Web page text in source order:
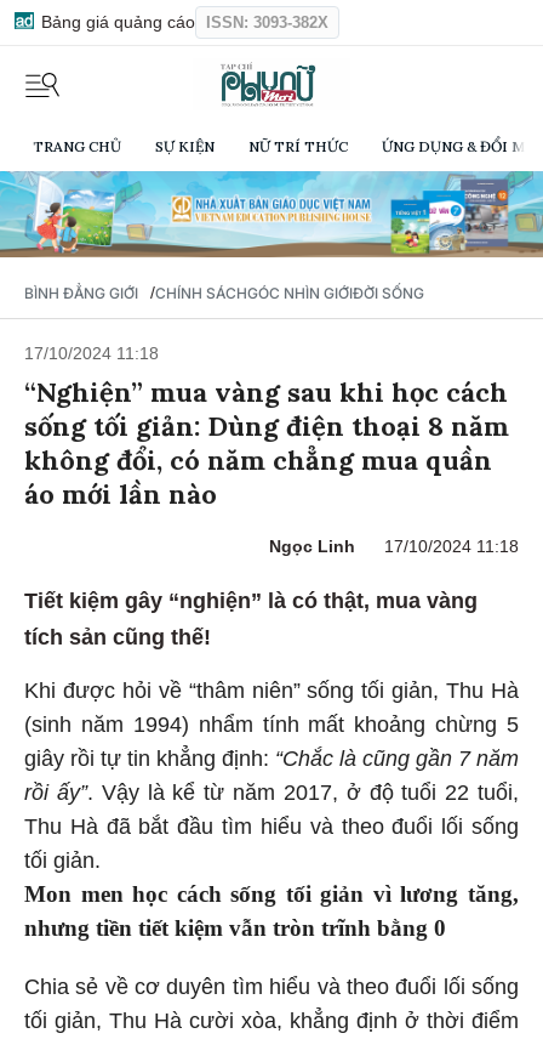
Bảng giá quảng cáo ISSN: 3093-382X
TRANG CHỦ SỰ KIỆN NỮ TRÍ THỨC ỨNG DỤNG & ĐỔI
BÌNH ĐẲNG GIỚI /CHÍNH SÁCHGÓC NHÌN GIỚIĐỜI SỐNG
17/10/2024 11:18
“Nghiện” mua vàng sau khi học cách
sống tối giản: Dùng điện thoại 8 năm
không đổi, có năm chẳng mua quần
áo mới lần nào
Ngọc Linh 17/10/2024 11:18
Tiết kiệm gây “nghiện” là có thật, mua vàng
tích sản cũng thế!
Khi được hỏi về “thâm niên” sống tối giản, Thu Hà
(sinh năm 1994) nhẩm tính mất khoảng chừng 5
giây rồi tự tin khẳng định: “Chắc là cũng gần 7 năm
rồi ấy”. Vậy là kể từ năm 2017, ở độ tuổi 22 tuổi,
Thu Hà đã bắt đầu tìm hiểu và theo đuổi lối sống
tối giản.
Mon men học cách sống tối giản vì lương tăng,
nhưng tiền tiết kiệm vẫn tròn trĩnh bằng 0
Chia sẻ về cơ duyên tìm hiểu và theo đuổi lối sống
tối giản, Thu Hà cười xòa, khẳng định ở thời điểm